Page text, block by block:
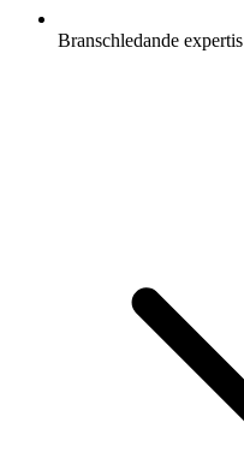
Branschledande expertis